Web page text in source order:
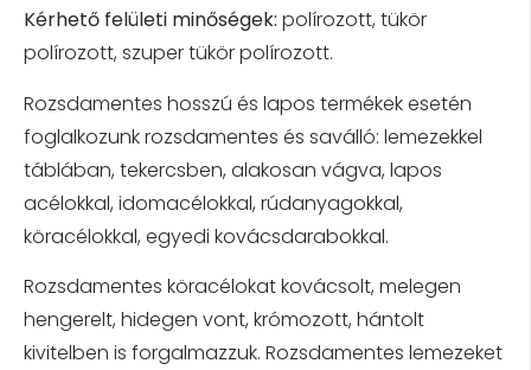
Kérhető felületi minőségek: polírozott, tükör
polírozott, szuper tükör polírozott.
Rozsdamentes hosszú és lapos termékek esetén
foglalkozunk rozsdamentes és saválló: lemezekkel
táblában, tekercsben, alakosan vágva, lapos
acélokkal, idomacélokkal, rúdanyagokkal,
köracélokkal, egyedi kovácsdarabokkal.
Rozsdamentes köracélokat kovácsolt, melegen
hengerelt, hidegen vont, krómozott, hántolt
kivitelben is forgalmazzuk. Rozsdamentes lemezeket